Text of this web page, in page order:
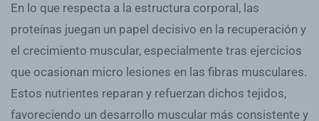
En lo que respecta a la estructura corporal, las
proteínas juegan un papel decisivo en la recuperación y
el crecimiento muscular, especialmente tras ejercicios
que ocasionan micro lesiones en las fibras musculares.
Estos nutrientes reparan y refuerzan dichos tejidos,
favoreciendo un desarrollo muscular más consistente y